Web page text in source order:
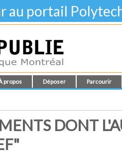
au portail
propos Déposer Parcourir
DONT